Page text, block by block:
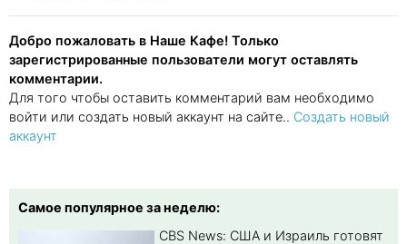
Добро пожаловать в Наше Кафе! Только
зарегистрированные пользователи могут оставлять
комментарии.
Для того чтобы оставить комментарий вам необходимо
войти или создать новый аккаунт на сайте.. Создать новый
аккаунт
Самое популярное за неделю:
CBS News: США и Израиль готовят